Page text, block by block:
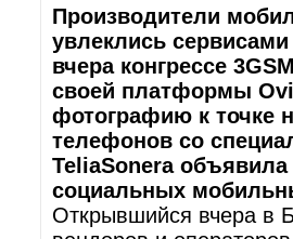
Производители
увлеклись
вчера конгрессе
своей платформы
фотографию к точке
телефонов со
TeliaSonera объявила
социальных
Открывшийся вчера в